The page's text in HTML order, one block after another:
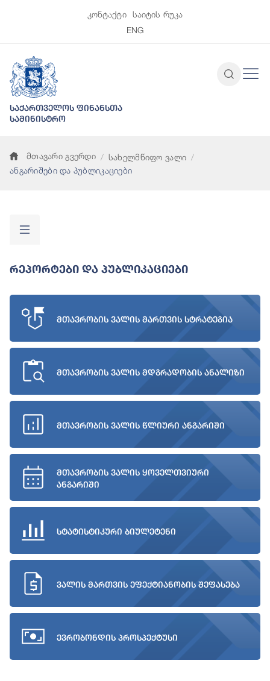
კონტაქტი
საიტის რუკა
ENG
საქართველოს ფინანსთა
სამინისტრო
მთავარი გვერდი
სახელმწიფო ვალი
ანგარიშები და პუბლიკაციები
Რეპორტები Და Პუბლიკაციები
მთავრობის ვალის მართვის სტრატეგია
მთავრობის ვალის მდგრადობის ანალიზი
მთავრობის ვალის წლიური ანგარიში
მთავრობის ვალის ყოველთვიური
ანგარიში
სტატისტიკური ბიულეტენი
ვალის მართვის ეფექტიანობის შეფასება
ევრობონდის პროსპექტუსი